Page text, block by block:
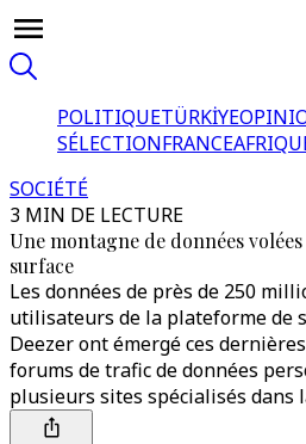
POLITIQUETÜRKİYE
SÉLECTIONFRANCE
SOCIÉTÉ
3 MIN DE LECTURE
Une montagne de données
surface
Les données de près de 250
utilisateurs de la plateforme de
Deezer ont émergé ces
forums de trafic de données
plusieurs sites spécialisés dans